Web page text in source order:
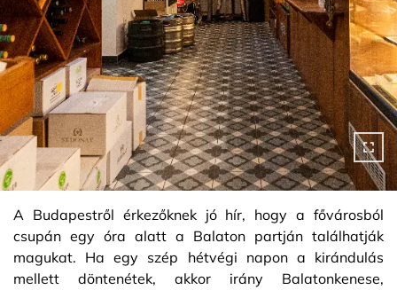
A Budapestről érkezőknek jó hír, hogy a fővárosból
csupán egy óra alatt a Balaton partján találhatják
magukat. Ha egy szép hétvégi napon a kirándulás
mellett döntenétek, akkor irány Balatonkenese,